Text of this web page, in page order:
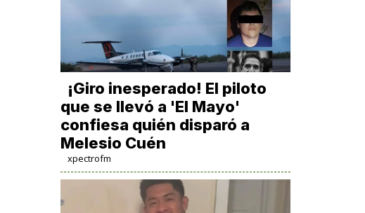
¡Giro inesperado! El piloto
que se llevó a 'El Mayo'
confiesa quién disparó a
Melesio Cuén
xpectrofm